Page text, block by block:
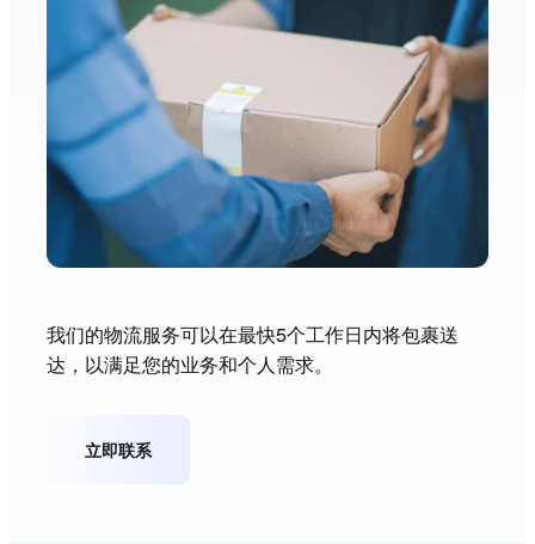
我们的物流服务可以在最快5个工作日内将包裹送
达，以满足您的业务和个人需求。
立即联系